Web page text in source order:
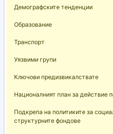
Демографските тенденции
Образование
Транспорт
Уязвими групи
Ключови предизвикалствате
Националният план за действие
Подкрепа на политиките за
структурните фондове